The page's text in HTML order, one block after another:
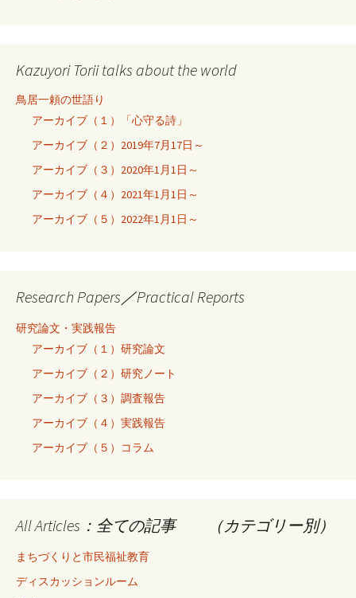
Kazuyori Torii talks about the world
鳥居一頼の世語り
アーカイブ（１）「心守る詩」
アーカイブ（２）2019年7月17日～
アーカイブ（３）2020年1月1日～
アーカイブ（４）2021年1月1日～
アーカイブ（５）2022年1月1日～
Research Papers／Practical Reports
研究論文・実践報告
アーカイブ（１）研究論文
アーカイブ（２）研究ノート
アーカイブ（３）調査報告
アーカイブ（４）実践報告
アーカイブ（５）コラム
All Articles：全ての記事 （カテゴリー別）
まちづくりと市民福祉教育
ディスカッションルーム